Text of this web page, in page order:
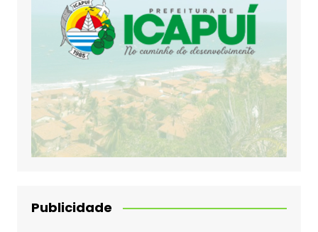
Publicidade